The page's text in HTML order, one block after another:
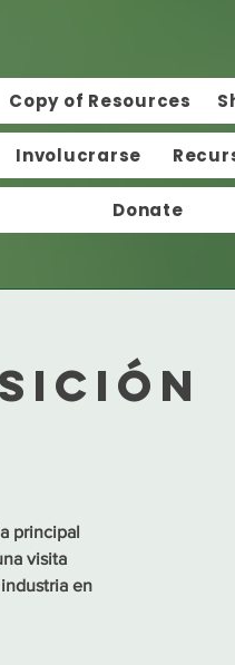
Copy of Resources
Involucrarse
Donate
principal
visita
en